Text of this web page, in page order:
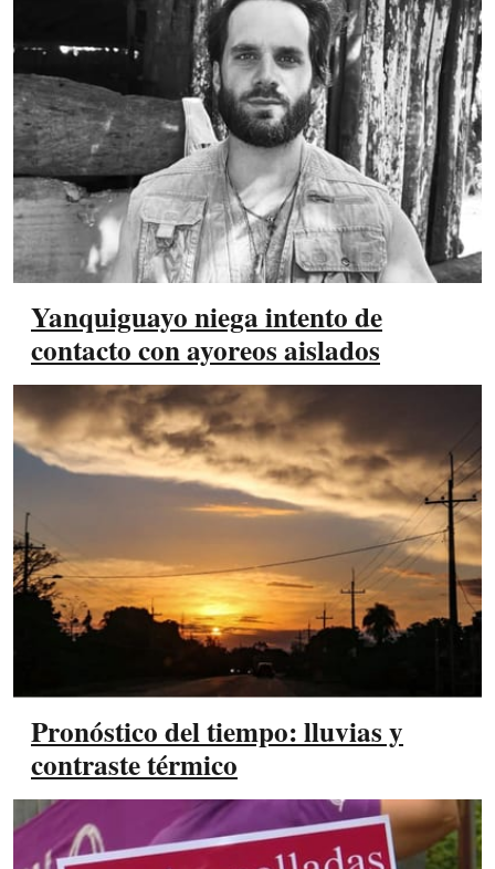
Yanquiguayo niega intento de
contacto con ayoreos aislados
Pronóstico del tiempo: lluvias y
contraste térmico